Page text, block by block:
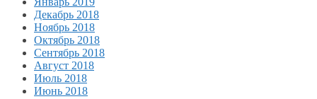
Декабрь 2018
Ноябрь 2018
Октябрь 2018
Сентябрь 2018
Август 2018
Июль 2018
Июнь 2018